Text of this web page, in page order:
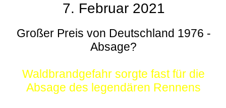
7. Februar 2021
Großer Preis von Deutschland 1976 -
Absage?
Waldbrandgefahr sorgte fast für die
Absage des legendären Rennens